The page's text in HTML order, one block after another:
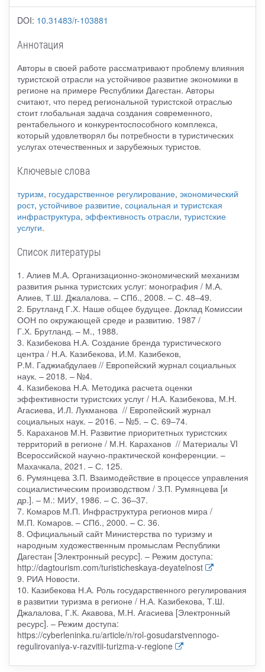
DOI: 10.31483/r-103881
Аннотация
Авторы в своей работе рассматривают проблему влияния
туристской отрасли на устойчивое развитие экономики в
регионе на примере Республики Дагестан. Авторы
считают, что перед региональной туристской отраслью
стоит глобальная задача создания современного,
рентабельного и конкурентоспособного комплекса,
который удовлетворял бы потребности в туристических
услугах отечественных и зарубежных туристов.
Ключевые слова
туризм, государственное регулирование, экономический
рост, устойчивое развитие, социальная и туристская
инфраструктура, эффективность отрасли, туристские
услуги.
Список литературы
1. Алиев М.А. Организационно-экономический механизм
развития рынка туристских услуг: монография / М.А.
Алиев, Т.Ш. Джалалова. – СПб., 2008. – С. 48–49.
2. Брутланд Г.Х. Наше общее будущее. Доклад Комиссии
ООН по окружающей среде и развитию. 1987 /
Г.Х. Брутланд. – М., 1988.
3. Казибекова Н.А. Создание бренда туристического
центра / Н.А. Казибекова, И.М. Казибеков,
Р.М. Гаджиабдулаев // Европейский журнал социальных
наук. – 2018. – №4.
4. Казибекова Н.А. Методика расчета оценки
эффективности туристских услуг / Н.А. Казибекова, М.Н.
Агасиева, И.Л. Лукманова // Европейский журнал
социальных наук. – 2016. – №5. – С. 69–74.
5. Караханов М.Н. Развитие приоритетных туристских
территорий в регионе / М.Н. Караханов // Материалы VI
Всероссийской научно-практической конференции. –
Махачкала, 2021. – С. 125.
6. Румянцева З.П. Взаимодействие в процессе управления
социалистическим производством / З.П. Румянцева [и
др.]. – М.: МИУ, 1986. – С. 36–37.
7. Комаров М.П. Инфраструктура регионов мира /
М.П. Комаров. – СПб., 2000. – С. 36.
8. Официальный сайт Министерства по туризму и
народным художественным промыслам Республики
Дагестан [Электронный ресурс]. – Режим доступа:
http://dagtourism.com/turisticheskaya-deyatelnost
9. РИА Новости.
10. Казибекова Н.А. Роль государственного регулирования
в развитии туризма в регионе / Н.А. Казибекова, Т.Ш.
Джалалова, Г.К. Акавова, М.Н. Агасиева [Электронный
ресурс]. – Режим доступа:
https://cyberleninka.ru/article/n/rol-gosudarstvennogo-
regulirovaniya-v-razvitii-turizma-v-regione